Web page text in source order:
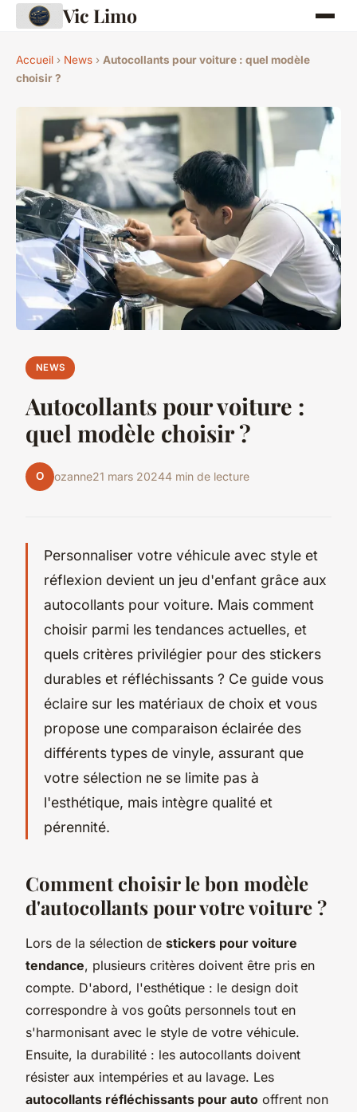
Vic Limo
Accueil › News › Autocollants pour voiture : quel modèle
choisir ?
NEWS
Autocollants pour voiture :
quel modèle choisir ?
O ozanne21 mars 20244 min de lecture
Personnaliser votre véhicule avec style et
réflexion devient un jeu d'enfant grâce aux
autocollants pour voiture. Mais comment
choisir parmi les tendances actuelles, et
quels critères privilégier pour des stickers
durables et réfléchissants ? Ce guide vous
éclaire sur les matériaux de choix et vous
propose une comparaison éclairée des
différents types de vinyle, assurant que
votre sélection ne se limite pas à
l'esthétique, mais intègre qualité et
pérennité.
Comment choisir le bon modèle
d'autocollants pour votre voiture ?
Lors de la sélection de stickers pour voiture
tendance, plusieurs critères doivent être pris en
compte. D'abord, l'esthétique : le design doit
correspondre à vos goûts personnels tout en
s'harmonisant avec le style de votre véhicule.
Ensuite, la durabilité : les autocollants doivent
résister aux intempéries et au lavage. Les
autocollants réfléchissants pour auto offrent non